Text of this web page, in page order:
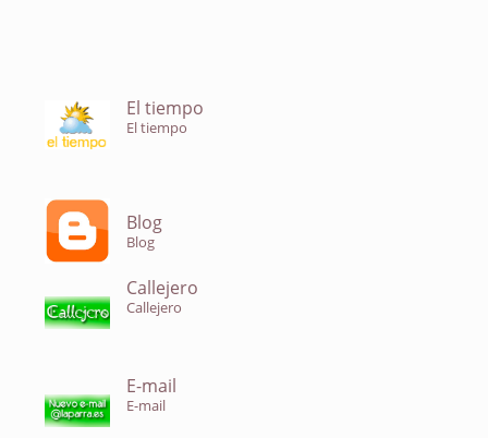
El tiempo
El tiempo
Blog
Blog
Callejero
Callejero
E-mail
E-mail